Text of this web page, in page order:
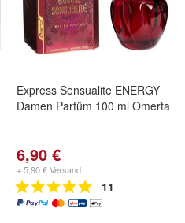
Express Sensualite ENERGY
Damen Parfüm 100 ml Omerta
6,90 €
+ 5,90 € Versand
11